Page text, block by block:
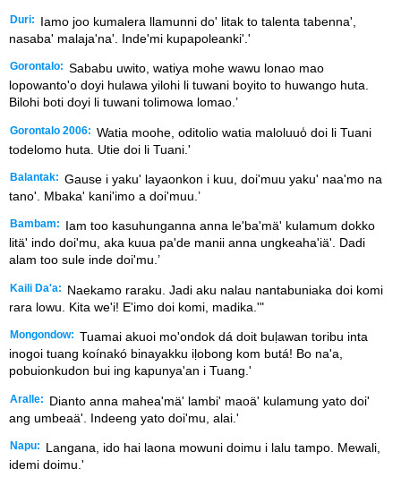
Duri:
Iamo joo kumalera llamunni do' litak to talenta tabenna',
nasaba' malaja'na'. Inde'mi kupapoleanki'.'
Gorontalo: Sababu uwito, watiya mohe wawu lonao mao
lopowanto'o doyi hulawa yilohi li tuwani boyito to huwango huta.
Bilohi boti doyi li tuwani tolimowa lomao.’
Gorontalo 2006: Watia moohe, oditolio watia maloluuo̒ doi li Tuani
todelomo huta. Utie doi li Tuani.'
Balantak: Gause i yaku' layaonkon i kuu, doi'muu yaku' naa'mo na
tano'. Mbaka' kani'imo a doi'muu.’
Bambam:
Iam too kasuhunganna anna le'ba'mä' kulamum dokko
litä' indo doi'mu, aka kuua pa'de manii anna ungkeaha'iä'. Dadi
alam too sule inde doi'mu.’
Kaili Da'a:
Naekamo raraku. Jadi aku nalau nantabuniaka doi komi
rara lowu. Kita we'i! E'imo doi komi, madika.'"
Mongondow: Tuamai akuoi mo'ondok dá doit buḷawan toribu inta
inogoi tuang koínakó binayakku iḷobong kom butá! Bo na'a,
pobuionkudon bui ing kapunya'an i Tuang.'
Aralle:
Dianto anna mahea'mä' lambi' maoä' kulamung yato doi'
ang umbeaä'. Indeeng yato doi'mu, alai.'
Napu:
Langana, ido hai laona mowuni doimu i lalu tampo. Mewali,
idemi doimu.'